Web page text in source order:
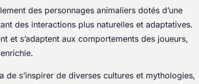
des personnages animaliers dotés d’une
des interactions plus naturelles et adaptatives.
et s’adaptent aux comportements des joueurs,
de s’inspirer de diverses cultures et mythologies,